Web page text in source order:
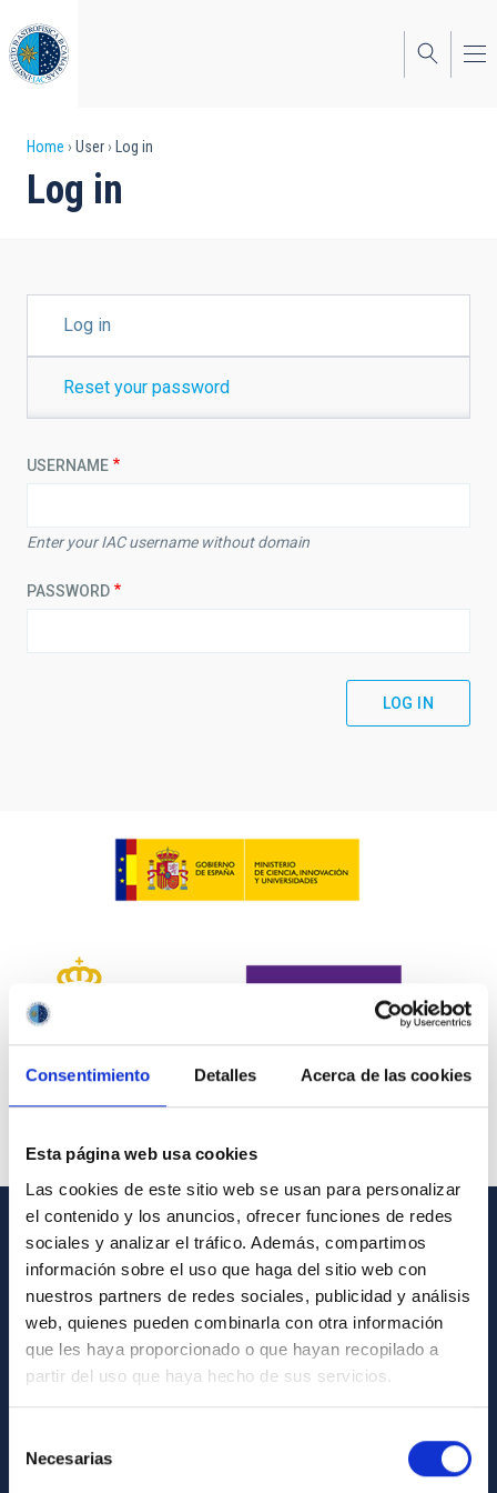
Consentimiento Detalles Acerca de las cookies
Esta página web usa cookies
Las cookies de este sitio web se usan para personalizar
el contenido y los anuncios, ofrecer funciones de redes
sociales y analizar el tráfico. Además, compartimos
información sobre el uso que haga del sitio web con
nuestros partners de redes sociales, publicidad y análisis
web, quienes pueden combinarla con otra información
que les haya proporcionado o que hayan recopilado a
partir del uso que haya hecho de sus servicios.
Necesarias
to
main
content
Breadcrumb
Home User Log in
Log in
TABSLog in
Reset your password
USERNAME
Enter your IAC username without domain
PASSWORD
GENERAL INFORMATION
Contact
How to get to the IAC
List of personnel
Library
General register